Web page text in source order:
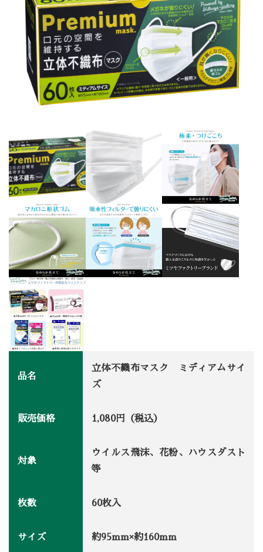
品名
立体不織布マスク ミディアムサイ
ズ
販売価格 1,080円（税込）
対象
ウイルス飛沫、花粉、ハウスダスト
等
枚数 60枚入
サイズ 約95mm×約160mm